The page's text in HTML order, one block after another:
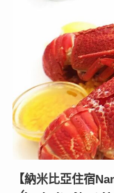
【納米比亞住宿